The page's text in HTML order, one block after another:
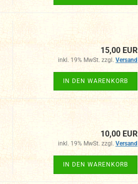
15,00 EUR
inkl. 19% MwSt. zzgl. Versand
IN DEN WARENKORB
10,00 EUR
inkl. 19% MwSt. zzgl. Versand
IN DEN WARENKORB